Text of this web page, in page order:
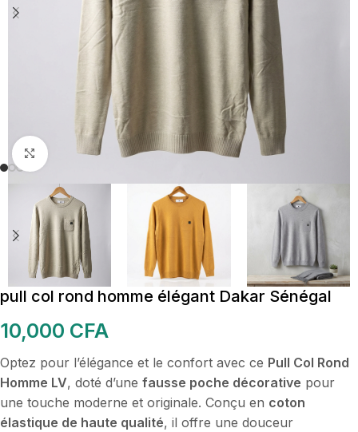
Cliquez pour agrandir
pull col rond homme élégant Dakar Sénégal
10,000 CFA
Optez pour l’élégance et le confort avec ce Pull Col Rond
Homme LV, doté d’une fausse poche décorative pour
une touche moderne et originale. Conçu en coton
élastique de haute qualité, il offre une douceur